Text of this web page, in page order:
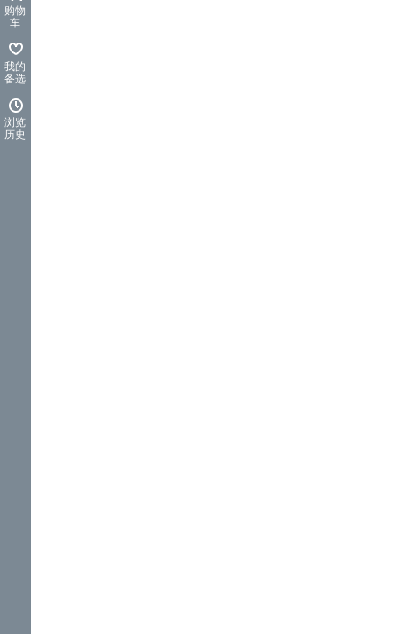
购物
车
我的
备选
浏览
历史